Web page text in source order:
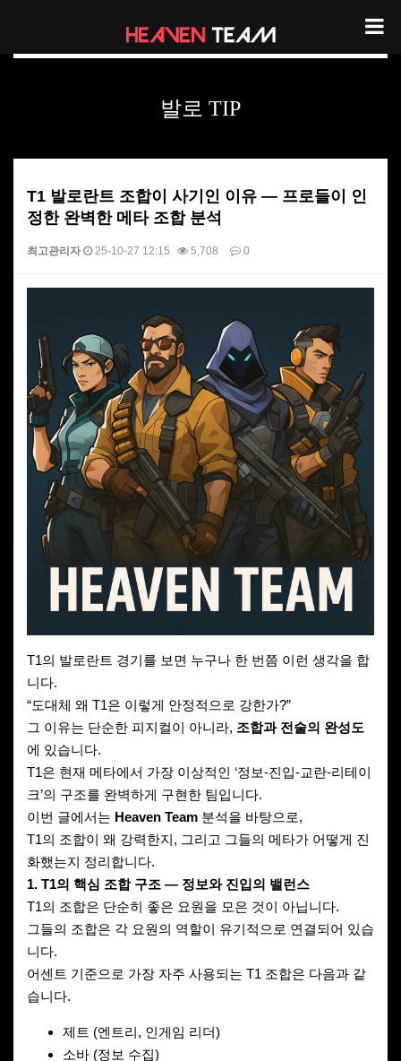
발로 TIP
T1 발로란트 조합이 사기인 이유 — 프로들이 인
정한 완벽한 메타 조합 분석
최고관리자 25-10-27 12:15 5,708 0
T1의 발로란트 경기를 보면 누구나 한 번쯤 이런 생각을 합
니다.
“도대체 왜 T1은 이렇게 안정적으로 강한가?”
그 이유는 단순한 피지컬이 아니라, 조합과 전술의 완성도
에 있습니다.
T1은 현재 메타에서 가장 이상적인 ‘정보-진입-교란-리테이
크’의 구조를 완벽하게 구현한 팀입니다.
이번 글에서는 Heaven Team 분석을 바탕으로,
T1의 조합이 왜 강력한지, 그리고 그들의 메타가 어떻게 진
화했는지 정리합니다.
1. T1의 핵심 조합 구조 — 정보와 진입의 밸런스
T1의 조합은 단순히 좋은 요원을 모은 것이 아닙니다.
그들의 조합은 각 요원의 역할이 유기적으로 연결되어 있습
니다.
어센트 기준으로 가장 자주 사용되는 T1 조합은 다음과 같
습니다.
제트 (엔트리, 인게임 리더)
소바 (정보 수집)